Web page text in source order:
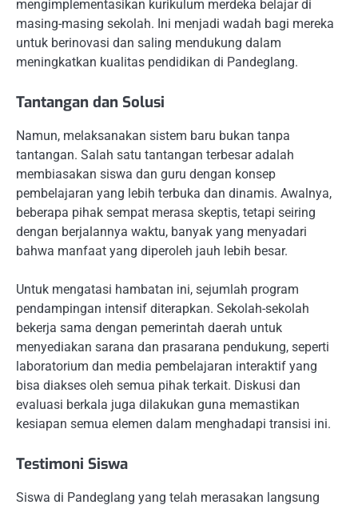
mengimplementasikan kurikulum merdeka belajar di
masing-masing sekolah. Ini menjadi wadah bagi mereka
untuk berinovasi dan saling mendukung dalam
meningkatkan kualitas pendidikan di Pandeglang.
Tantangan dan Solusi
Namun, melaksanakan sistem baru bukan tanpa
tantangan. Salah satu tantangan terbesar adalah
membiasakan siswa dan guru dengan konsep
pembelajaran yang lebih terbuka dan dinamis. Awalnya,
beberapa pihak sempat merasa skeptis, tetapi seiring
dengan berjalannya waktu, banyak yang menyadari
bahwa manfaat yang diperoleh jauh lebih besar.
Untuk mengatasi hambatan ini, sejumlah program
pendampingan intensif diterapkan. Sekolah-sekolah
bekerja sama dengan pemerintah daerah untuk
menyediakan sarana dan prasarana pendukung, seperti
laboratorium dan media pembelajaran interaktif yang
bisa diakses oleh semua pihak terkait. Diskusi dan
evaluasi berkala juga dilakukan guna memastikan
kesiapan semua elemen dalam menghadapi transisi ini.
Testimoni Siswa
Siswa di Pandeglang yang telah merasakan langsung